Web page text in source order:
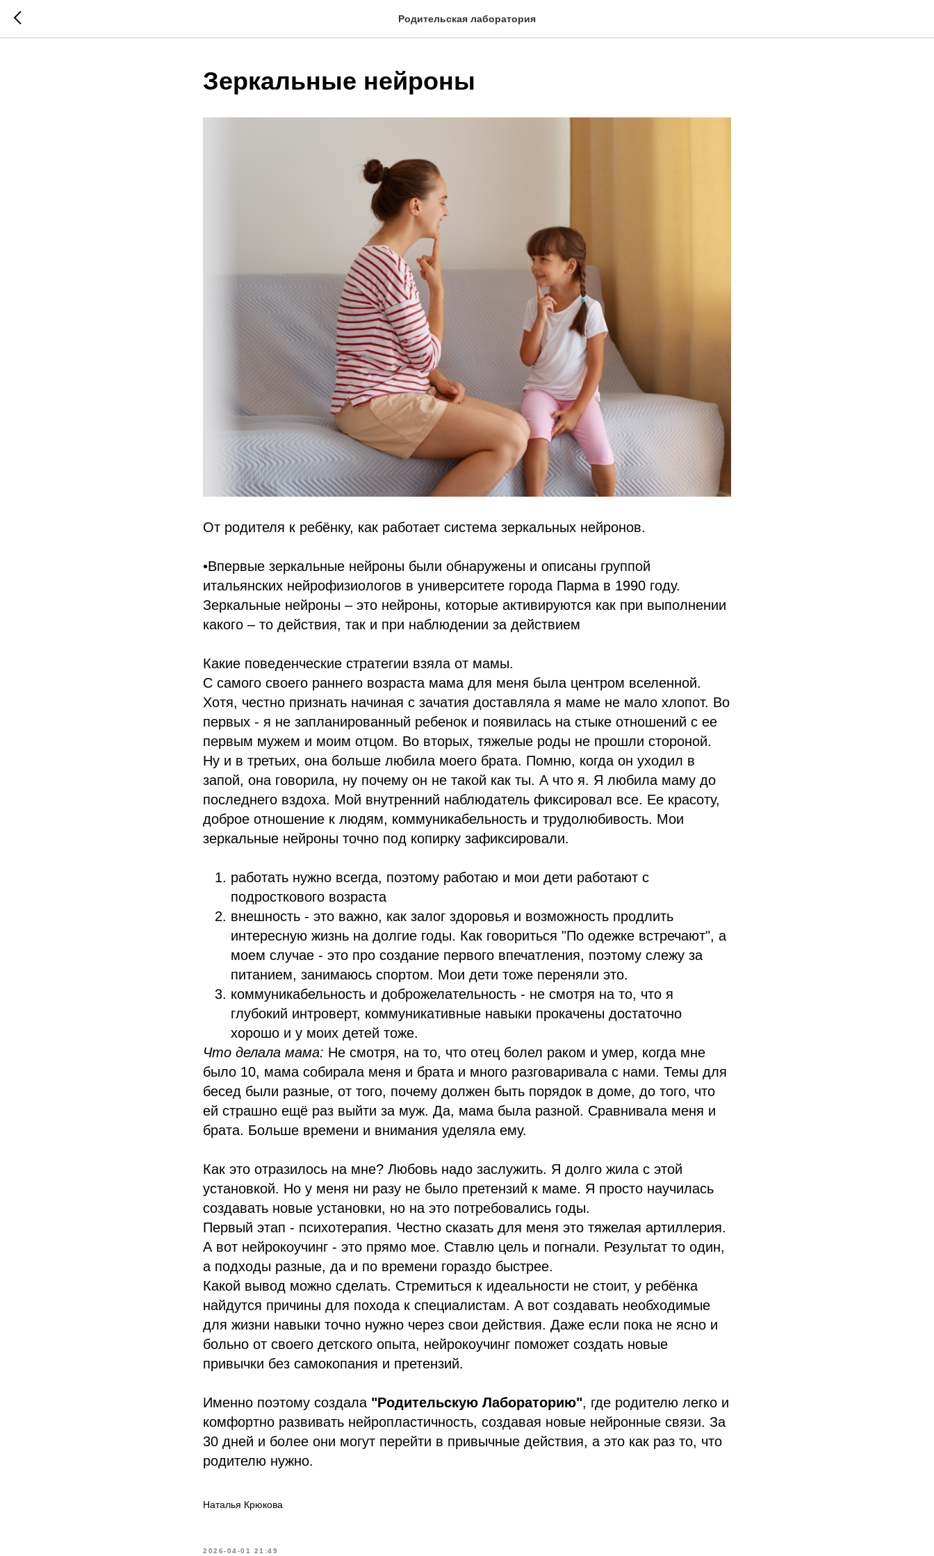
Родительская лаборатория
Зеркальные нейроны
От родителя к ребёнку, как работает система зеркальных нейронов.
•Впервые зеркальные нейроны были обнаружены и описаны группой
итальянских нейрофизиологов в университете города Парма в 1990 году.
Зеркальные нейроны – это нейроны, которые активируются как при выполнении
какого – то действия, так и при наблюдении за действием
Какие поведенческие стратегии взяла от мамы.
С самого своего раннего возраста мама для меня была центром вселенной.
Хотя, честно признать начиная с зачатия доставляла я маме не мало хлопот. Во
первых - я не запланированный ребенок и появилась на стыке отношений с ее
первым мужем и моим отцом. Во вторых, тяжелые роды не прошли стороной.
Ну и в третьих, она больше любила моего брата. Помню, когда он уходил в
запой, она говорила, ну почему он не такой как ты. А что я. Я любила маму до
последнего вздоха. Мой внутренний наблюдатель фиксировал все. Ее красоту,
доброе отношение к людям, коммуникабельность и трудолюбивость. Мои
зеркальные нейроны точно под копирку зафиксировали.
работать нужно всегда, поэтому работаю и мои дети работают с
подросткового возраста
внешность - это важно, как залог здоровья и возможность продлить
интересную жизнь на долгие годы. Как говориться "По одежке встречают", а
моем случае - это про создание первого впечатления, поэтому слежу за
питанием, занимаюсь спортом. Мои дети тоже переняли это.
коммуникабельность и доброжелательность - не смотря на то, что я
глубокий интроверт, коммуникативные навыки прокачены достаточно
хорошо и у моих детей тоже.
Что делала мама: Не смотря, на то, что отец болел раком и умер, когда мне
было 10, мама собирала меня и брата и много разговаривала с нами. Темы для
бесед были разные, от того, почему должен быть порядок в доме, до того, что
ей страшно ещё раз выйти за муж. Да, мама была разной. Сравнивала меня и
брата. Больше времени и внимания уделяла ему.
Как это отразилось на мне? Любовь надо заслужить. Я долго жила с этой
установкой. Но у меня ни разу не было претензий к маме. Я просто научилась
создавать новые установки, но на это потребовались годы.
Первый этап - психотерапия. Честно сказать для меня это тяжелая артиллерия.
А вот нейрокоучинг - это прямо мое. Ставлю цель и погнали. Результат то один,
а подходы разные, да и по времени гораздо быстрее.
Какой вывод можно сделать. Стремиться к идеальности не стоит, у ребёнка
найдутся причины для похода к специалистам. А вот создавать необходимые
для жизни навыки точно нужно через свои действия. Даже если пока не ясно и
больно от своего детского опыта, нейрокоучинг поможет создать новые
привычки без самокопания и претензий.
Именно поэтому создала "Родительскую Лабораторию", где родителю легко и
комфортно развивать нейропластичность, создавая новые нейронные связи. За
30 дней и более они могут перейти в привычные действия, а это как раз то, что
родителю нужно.
Наталья Крюкова
2026-04-01 21:49